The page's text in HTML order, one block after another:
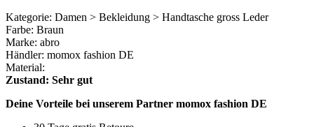
Kategorie: Damen > Bekleidung > Handtasche gross Leder
Farbe: Braun
Marke: abro
Händler: momox fashion DE
Material:
Zustand: Sehr gut
Deine Vorteile bei unserem Partner momox fashion DE